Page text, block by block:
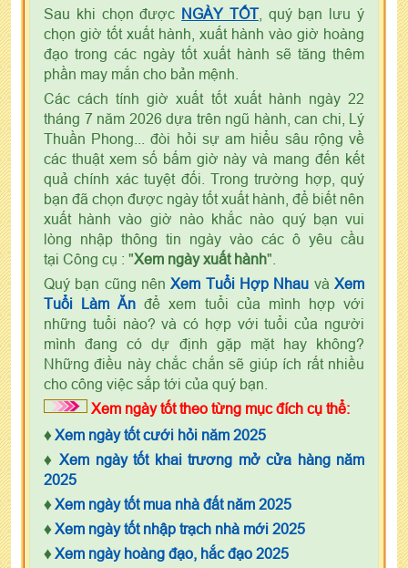
Sau khi chọn được NGÀY TỐT, quý bạn lưu ý
chọn giờ tốt xuất hành, xuất hành vào giờ hoàng
đạo trong các ngày tốt xuất hành sẽ tăng thêm
phần may mắn cho bản mệnh.
Các cách tính giờ xuất tốt xuất hành ngày 22
tháng 7 năm 2026 dựa trên ngũ hành, can chi, Lý
Thuần Phong... đòi hỏi sự am hiểu sâu rộng về
các thuật xem số bấm giờ này và mang đến kết
quả chính xác tuyệt đối. Trong trường hợp, quý
bạn đã chọn được ngày tốt xuất hành, để biết nên
xuất hành vào giờ nào khắc nào quý bạn vui
lòng nhập thông tin ngày vào các ô yêu cầu
tại Công cụ : "Xem ngày xuất hành".
Quý bạn cũng nênXem Tuổi Hợp Nhau vàXem
Tuổi Làm Ăn để xem tuổi của mình hợp với
những tuổi nào? và có hợp với tuổi của người
mình đang có dự định gặp mặt hay không?
Những điều này chắc chắn sẽ giúp ích rất nhiều
cho công việc sắp tới của quý bạn.
Xem ngày tốt theo từng mục đích cụ thể:
♦ Xem ngày tốt cưới hỏi năm 2025
♦ Xem ngày tốt khai trương mở cửa hàng năm
2025
♦ Xem ngày tốt mua nhà đất năm 2025
♦ Xem ngày tốt nhập trạch nhà mới 2025
♦ Xem ngày hoàng đạo, hắc đạo 2025